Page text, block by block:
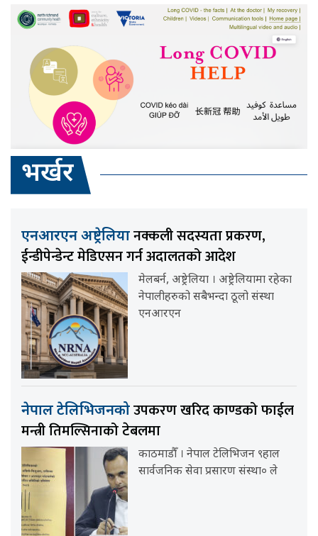
भर्खर
एनआरएन अष्ट्रेलियानक्कली सदस्यता प्रकरण,
ईन्डीपेन्डेन्ट मेडिएसन गर्न अदालतको आदेश
मेलबर्न, अष्ट्रेलिया । अष्ट्रेलियामा रहेका
नेपालीहरुको सबैभन्दा ठूलो संस्था
एनआरएन
नेपाल टेलिभिजनकोउपकरण खरिद काण्डको फाईल
मन्त्री तिमल्सिनाको टेबलमा
काठमाडौँ । नेपाल टेलिभिजन ९हाल
सार्वजनिक सेवा प्रसारण संस्था० ले